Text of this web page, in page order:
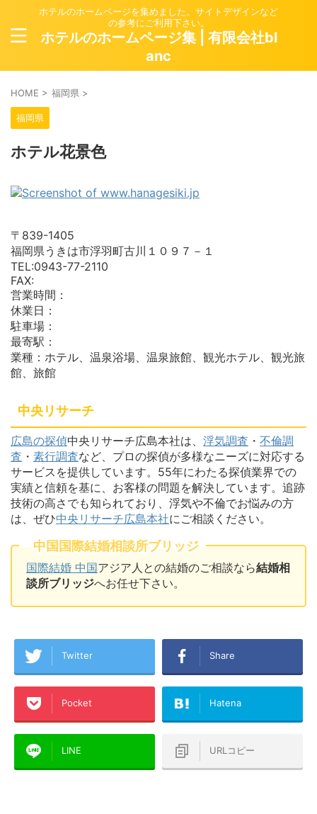
ホテルのホームページを集めました。サイトデザインなど
の参考にご利用下さい。
ホテルのホームページ集 | 有限会社bl
anc
HOME > 福岡県 >
福岡県
ホテル花景色
〒839-1405
福岡県うきは市浮羽町古川１０９７－１
TEL:0943-77-2110
FAX:
営業時間：
休業日：
駐車場：
最寄駅：
業種：ホテル、温泉浴場、温泉旅館、観光ホテル、観光旅
館、旅館
中央リサーチ
広島の探偵中央リサーチ広島本社は、 浮気調査 ・ 不倫調
査 ・ 素行調査など、プロの探偵が多様なニーズに対応する
サービスを提供しています。55年にわたる探偵業界での
実績と信頼を基に、お客様の問題を解決しています。追跡
技術の高さでも知られており、浮気や不倫でお悩みの方
は、ぜひ中央リサーチ広島本社にご相談ください。
中国国際結婚相談所ブリッジ
国際結婚 中国アジア人との結婚のご相談なら結婚相
談所ブリッジへお任せ下さい。
Twitter Share
Pocket Hatena
LINE URLコピー